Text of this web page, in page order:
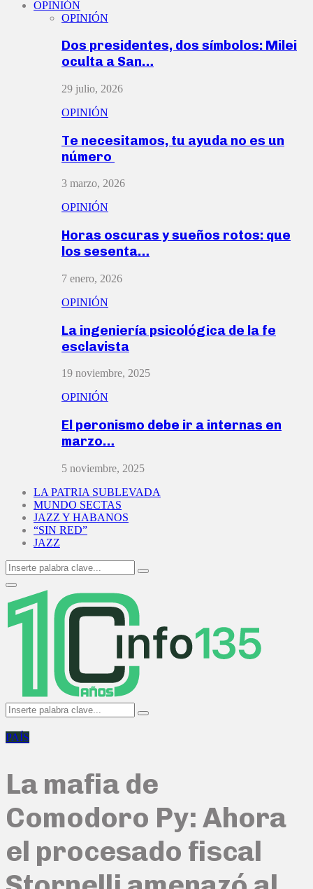
OPINIÓN
OPINIÓN
Dos presidentes, dos símbolos: Milei
oculta a San…
29 julio, 2026
OPINIÓN
Te necesitamos, tu ayuda no es un
número
3 marzo, 2026
OPINIÓN
Horas oscuras y sueños rotos: que
los sesenta…
7 enero, 2026
OPINIÓN
La ingeniería psicológica de la fe
esclavista
19 noviembre, 2025
OPINIÓN
El peronismo debe ir a internas en
marzo…
5 noviembre, 2025
LA PATRIA SUBLEVADA
MUNDO SECTAS
JAZZ Y HABANOS
“SIN RED”
JAZZ
Search
for:
Search
Primary
Menu
Search
for:
Search
PAÍS
La mafia de
Comodoro Py: Ahora
el procesado fiscal